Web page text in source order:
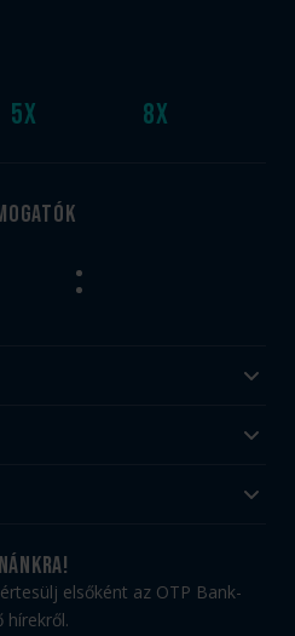
5x 8x
elsőként az OTP Bank-
hírekről.